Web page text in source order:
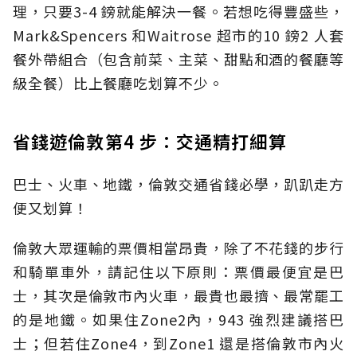
理，只要3-4 鎊就能解決一餐。若想吃得豐盛些，
Mark&Spencers 和Waitrose 超市的10 鎊2 人套
餐外帶組合（包含前菜、主菜、甜點和酒的餐廳等
級全餐）比上餐廳吃划算不少。
省錢遊倫敦第4 步：交通精打細算
巴士、火車、地鐵，倫敦交通省錢必學，趴趴走方
便又划算！
倫敦大眾運輸的票價相當昂貴，除了不花錢的步行
和騎單車外，請記住以下原則：票價最便宜是巴
士，其次是倫敦市內火車，最貴也最擠、最常罷工
的是地鐵。如果住Zone2內，943 強烈建議搭巴
士；但若住Zone4，到Zone1 還是搭倫敦市內火